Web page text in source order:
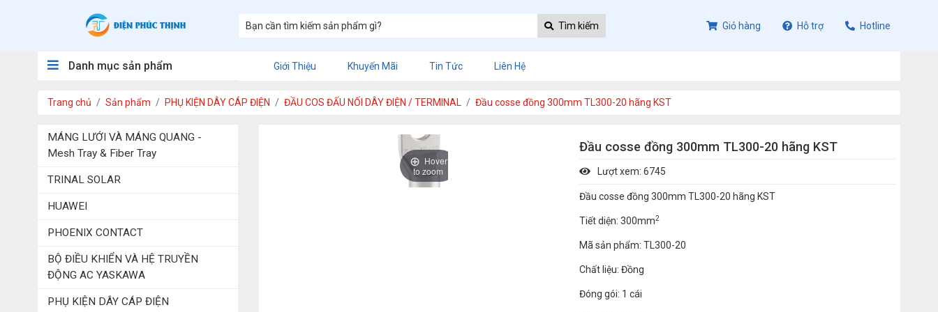
Tìm kiếm Giỏ hàng Hỗ trợ Hotline
Danh mục sản phẩm Giới Thiệu Khuyến Mãi Tin Tức Liên Hệ
Trang chủ Sản phẩm PHỤ KIỆN DÂY CÁP ĐIỆN ĐẦU COS ĐẤU NỐI DÂY ĐIỆN / TERMINAL Đầu cosse đồng 300mm TL300-20 hãng KST
MÁNG LƯỚI VÀ MÁNG QUANG -
Mesh Tray & Fiber Tray
TRINAL SOLAR
HUAWEI
PHOENIX CONTACT
BỘ ĐIỀU KHIỂN VÀ HỆ TRUYỀN
ĐỘNG AC YASKAWA
PHỤ KIỆN DÂY CÁP ĐIỆN
Hover
to zoom
Đầu cosse đồng 300mm TL300-20 hãng KST
Lượt xem: 6745
Đầu cosse đồng 300mm TL300-20 hãng KST
Tiết diện: 300mm2
Mã sản phẩm: TL300-20
Chất liệu: Đồng
Đóng gói: 1 cái